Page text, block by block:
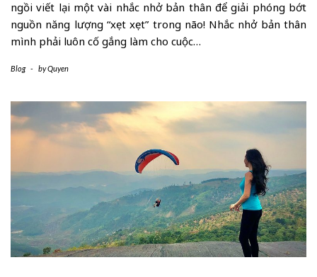
ngồi viết lại một vài nhắc nhở bản thân để giải phóng bớt
nguồn năng lượng “xẹt xẹt” trong não! Nhắc nhở bản thân
mình phải luôn cố gắng làm cho cuộc…
Blog - byQuyen